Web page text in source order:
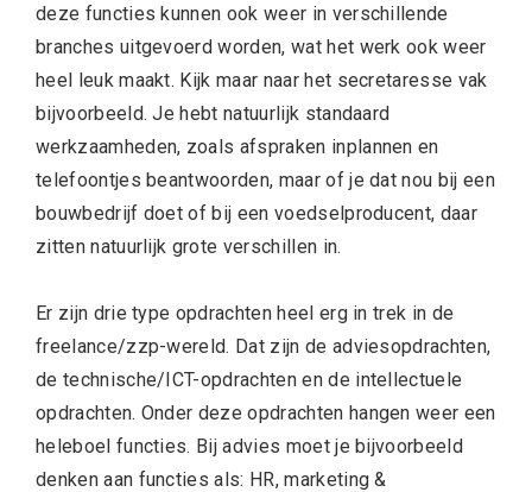
deze functies kunnen ook weer in verschillende
branches uitgevoerd worden, wat het werk ook weer
heel leuk maakt. Kijk maar naar het secretaresse vak
bijvoorbeeld. Je hebt natuurlijk standaard
werkzaamheden, zoals afspraken inplannen en
telefoontjes beantwoorden, maar of je dat nou bij een
bouwbedrijf doet of bij een voedselproducent, daar
zitten natuurlijk grote verschillen in.
Er zijn drie type opdrachten heel erg in trek in de
freelance/zzp-wereld. Dat zijn de adviesopdrachten,
de technische/ICT-opdrachten en de intellectuele
opdrachten. Onder deze opdrachten hangen weer een
heleboel functies. Bij advies moet je bijvoorbeeld
denken aan functies als: HR, marketing &